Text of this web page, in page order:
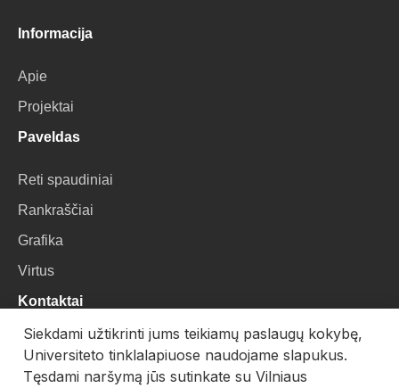
Informacija
Apie
Projektai
Paveldas
Reti spaudiniai
Rankraščiai
Grafika
Virtus
Kontaktai
VU Biblioteka
Universiteto g. 3, LT-01122, Vilnius
Siekdami užtikrinti jums teikiamų paslaugų kokybę,
Universiteto tinklalapiuose naudojame slapukus.
Tęsdami naršymą jūs sutinkate su Vilniaus